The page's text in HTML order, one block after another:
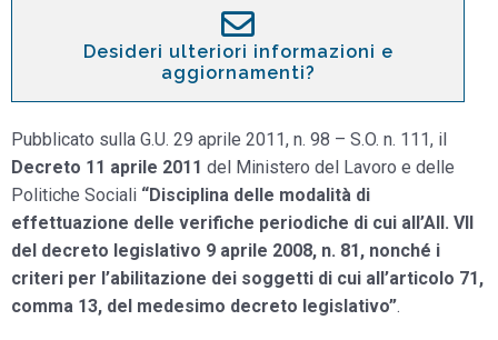
Desideri ulteriori informazioni e
aggiornamenti?
Pubblicato sulla G.U. 29 aprile 2011, n. 98 – S.O. n. 111, il
Decreto 11 aprile 2011 del Ministero del Lavoro e delle
Politiche Sociali “Disciplina delle modalità di
effettuazione delle verifiche periodiche di cui all’All. VII
del decreto legislativo 9 aprile 2008, n. 81, nonché i
criteri per l’abilitazione dei soggetti di cui all’articolo 71,
comma 13, del medesimo decreto legislativo”.